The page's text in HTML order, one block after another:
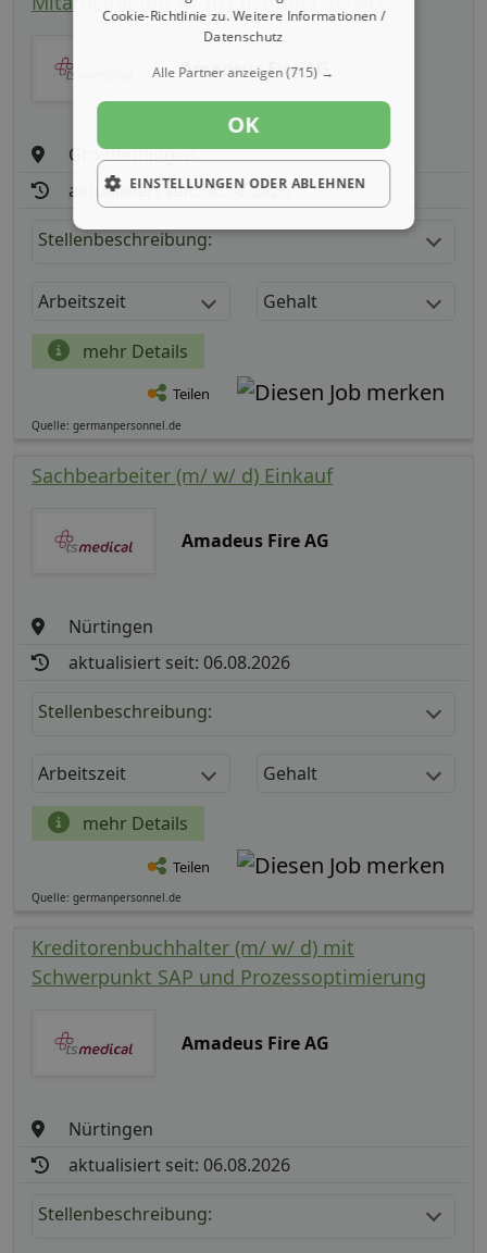
Amadeus Fire AG
Großbettlingen
aktualisiert seit: 06.08.2026
Stellenbeschreibung:
Arbeitszeit Gehalt
mehr Details
Teilen
Quelle: germanpersonnel.de
Sachbearbeiter (m/ w/ d) Einkauf
Amadeus Fire AG
Nürtingen
aktualisiert seit: 06.08.2026
Stellenbeschreibung:
Arbeitszeit Gehalt
mehr Details
Teilen
Quelle: germanpersonnel.de
Kreditorenbuchhalter (m/ w/ d) mit
Schwerpunkt SAP und Prozessoptimierung
Amadeus Fire AG
Nürtingen
aktualisiert seit: 06.08.2026
Stellenbeschreibung:
Cookie-Richtlinie zu.Weitere Informationen /
Datenschutz
Alle Partner anzeigen(715) →
OK
EINSTELLUNGEN ODER ABLEHNEN